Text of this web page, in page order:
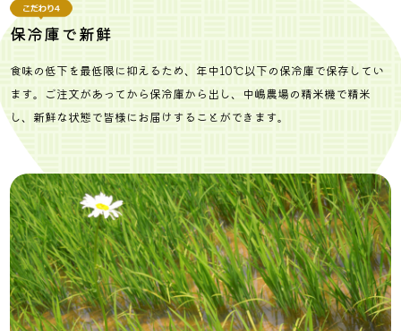
保冷庫で新鮮
食味の低下を最低限に抑えるため、年中10℃以下の保冷庫で保存してい
ます。ご注文があってから保冷庫から出し、中嶋農場の精米機で精米
し、新鮮な状態で皆様にお届けすることができます。